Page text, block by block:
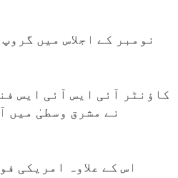
نومبر کے اجلاس میں
کاؤنٹر آئی ایس آئی ایس
نے مشرق وسطیٰ میں
اس کے علاوہ امریکی